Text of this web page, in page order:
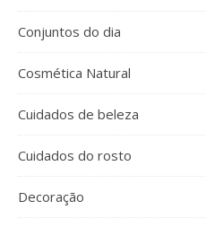
Conjuntos do dia
Cosmética Natural
Cuidados de beleza
Cuidados do rosto
Decoração